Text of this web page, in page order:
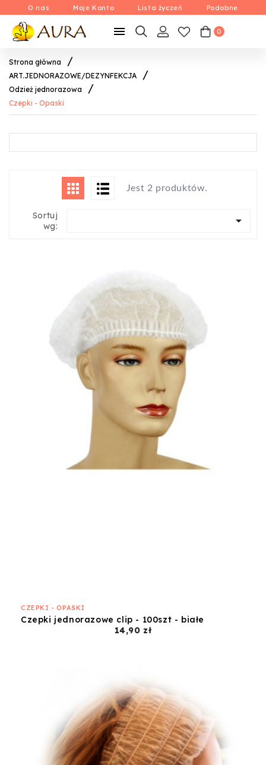
O nas Moje Konto Lista życzeń Podobne
 0
Strona główna
ART.JEDNORAZOWE/DEZYNFEKCJA
Odzież jednorazowa
Czepki - Opaski
Jest 2 produktów.
Sortuj
wg:

CZEPKI - OPASKI
Czepki jednorazowe clip - 100szt - białe
14,90 złCena